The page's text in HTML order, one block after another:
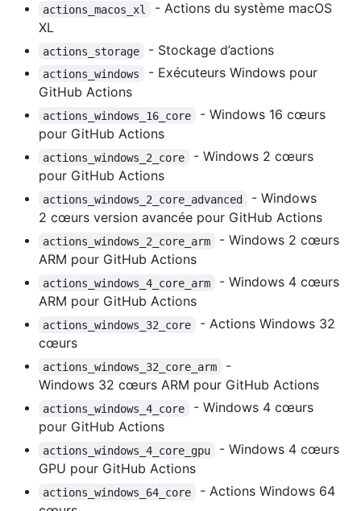
actions_macos_xl
- Actions du système macOS
XL
actions_storage - Stockage d’actions
actions_windows
- Exécuteurs Windows pour
GitHub Actions
actions_windows_16_core
- Windows 16 cœurs
pour GitHub Actions
actions_windows_2_core
- Windows 2 cœurs
pour GitHub Actions
actions_windows_2_core_advanced
- Windows
2 cœurs version avancée pour GitHub Actions
actions_windows_2_core_arm
- Windows 2 cœurs
ARM pour GitHub Actions
actions_windows_4_core_arm
- Windows 4 cœurs
ARM pour GitHub Actions
actions_windows_32_core
- Actions Windows 32
cœurs
actions_windows_32_core_arm
-
Windows 32 cœurs ARM pour GitHub Actions
actions_windows_4_core
- Windows 4 cœurs
pour GitHub Actions
actions_windows_4_core_gpu
- Windows 4 cœurs
GPU pour GitHub Actions
actions_windows_64_core
- Actions Windows 64